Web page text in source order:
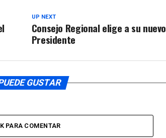
UP NEXT
Consejo Regional elige a su nuevo
Presidente
GUSTAR
PARA COMENTAR